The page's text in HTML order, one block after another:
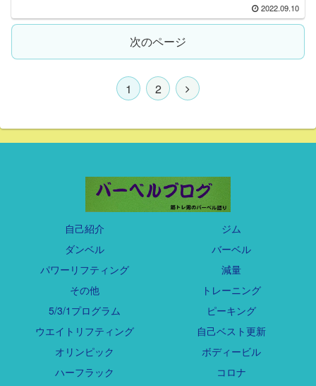
2022.09.10
次のページ
1 2
自己紹介
ジム
ダンベル
バーベル
パワーリフティング
減量
その他
トレーニング
5/3/1プログラム
ピーキング
ウエイトリフティング
自己ベスト更新
オリンピック
ボディービル
ハーフラック
コロナ